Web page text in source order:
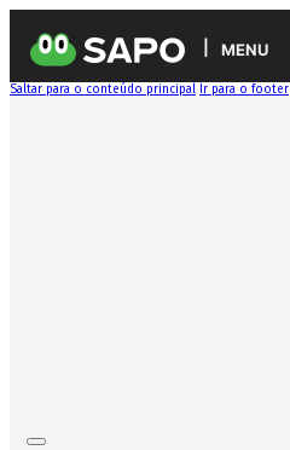
MENU
Saltar para o conteúdo principal Ir para o footer